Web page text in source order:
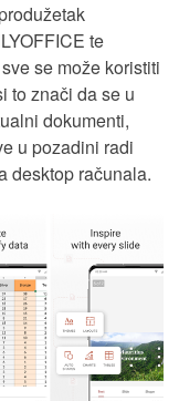
te
se može koristiti
to znači da se u
dokumenti,
u pozadini radi
desktop računala.